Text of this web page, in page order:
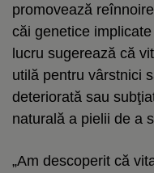
promovează
căi genetice
lucru sugerează că
utilă pentru vârstnici
deteriorată sau
naturală a pielii de a
„Am descoperit că